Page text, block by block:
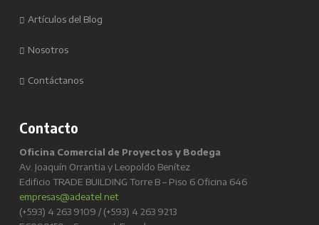
Artículos del Blog
Nosotros
Contáctanos
Contacto
Oficina Comercial de Proyectos y Bodega
Av. Joaquín Orrantia y Leopoldo Benítez
Edificio TRADE BUILDING Torre B – Piso 6 Oficina 646
empresas@adeatel.net
(+593) 4 263 9109 / (+593) 4 263 9213